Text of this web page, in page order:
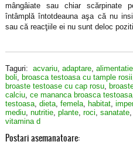
mângâiate sau chiar scărpinate
întâmplă întotdeauna aşa că nu
sau că reacţiile ei nu sunt deloc
Taguri: acvariu, adaptare, alimentatie
boli, broasca testoasa cu tample rosii
broaste testoase cu cap rosu,
calciu, ce mananca broasca testoasa
testoasa, dieta, femela, habitat,
mediu, nutritie, plante, roci, sanatate,
vitamina d
Postari asemanatoare: